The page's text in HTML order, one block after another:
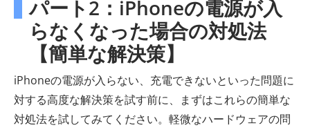
パート2：iPhoneの電源が入
らなくなった場合の対処法
【簡単な解決策】
iPhoneの電源が入らない、充電できないといった問題に
対する高度な解決策を試す前に、まずはこれらの簡単な
対処法を試してみてください。軽微なハードウェアの問